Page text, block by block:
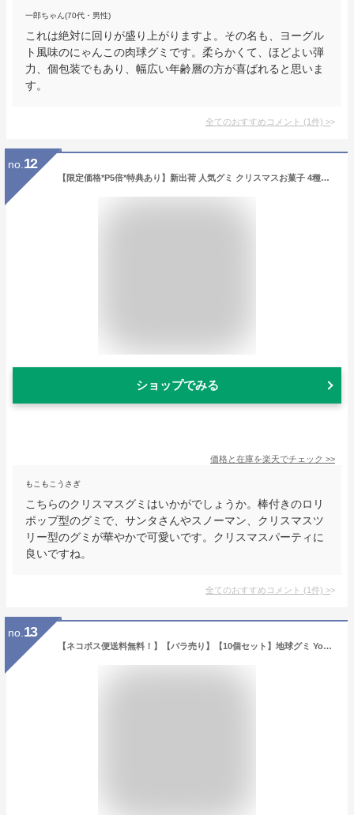
一郎ちゃん(70代・男性)
これは絶対に回りが盛り上がりますよ。その名も、ヨーグル
ト風味のにゃんこの肉球グミです。柔らかくて、ほどよい弾
力、個包装でもあり、幅広い年齢層の方が喜ばれると思いま
す。
全てのおすすめコメント (1件) >
no. 12
【限定価格*P5倍*特典あり】新出荷 人気グミ クリスマスお菓子 4種類 マシュマロ ロリポップ 棒付きキャンディ クリスマスグミ キャンディー クリスマス サンタクロース SNS Youtube insで話題 人気菓子 お菓子 可愛い ぐみ TikTokで話題 大人子供 子ども 贈り物 プレゼント
ショップでみる
価格と在庫を楽天でチェック >>
もこもこうさぎ
こちらのクリスマスグミはいかがでしょうか。棒付きのロリ
ポップ型のグミで、サンタさんやスノーマン、クリスマスツ
リー型のグミが華やかで可愛いです。クリスマスパーティに
良いですね。
全てのおすすめコメント (1件) >
no. 13
【ネコポス便送料無料！】【バラ売り】【10個セット】地球グミ Youtube insで話題 地球グミ 目玉グミ 地球ゼリーお菓子 SNSで話題 大人 子供 子ども 子供の日 贈り物 プレゼント 大人気 大人子供 子ども 子供の日 贈り物 プレゼント 送料無料